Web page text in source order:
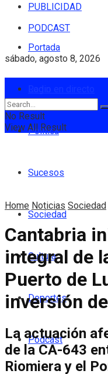
PUBLICIDAD
PODCAST
sábado, agosto 8, 2026
Portada
Política
Sucesos
Sociedad
Cultura
Deportes
Podcast
No Result
View All Result
Home Noticias Sociedad
Cantabria
integral de
Puerto de
inversión
La actuación
de la CA-643
Riomiera y el